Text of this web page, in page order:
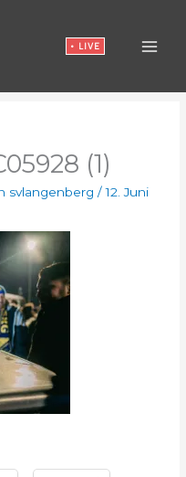
• LIVE
(1)
svlangenberg/12. Juni